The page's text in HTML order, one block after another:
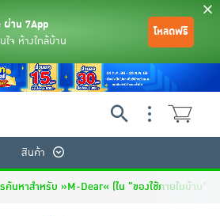
าน 7App
ใจ ห้างใกล้บ้าน
โหลดฟรี
สินค้า
ค้นหาสำหรับ »M-Dear« (ใน "ของใช้ภายในบ้าน")